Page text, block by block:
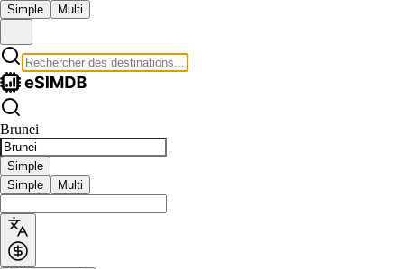
Simple Multi
Brunei
Simple
Simple
Multi